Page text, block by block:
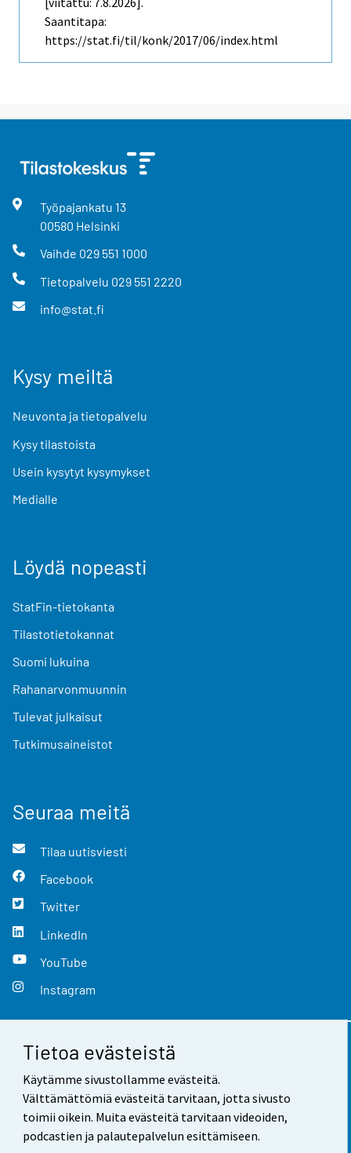
Tietoa evästeistä
Käytämme sivustollamme evästeitä.
Välttämättömiä evästeitä tarvitaan, jotta sivusto
toimii oikein. Muita evästeitä tarvitaan videoiden,
podcastien ja palautepalvelun esittämiseen.
Saantitapa:
https://stat.fi/til/konk/2017/06/index.html
Työpajankatu 13
00580 Helsinki
Vaihde 029 551 1000
Tietopalvelu 029 551 2220
info@stat.fi
Kysy meiltä
Neuvonta ja tietopalvelu
Kysy tilastoista
Usein kysytyt kysymykset
Medialle
Löydä nopeasti
StatFin-tietokanta
Tilastotietokannat
Suomi lukuina
Rahanarvonmuunnin
Tulevat julkaisut
Tutkimusaineistot
Seuraa meitä
Tilaa uutisviesti
Facebook
Twitter
LinkedIn
YouTube
Instagram
Yhteystiedot
Palaute
Käyttöehdot